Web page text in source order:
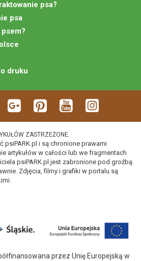
psa?
psa
druku
ZASTRZEŻONE.
psiPARK.pl i są chronione prawami
artykułów w całości lub we fragmentach
psiPARK.pl jest zabronione pod groźbą
Zdjęcia, filmy i grafiki w portalu są
przez Unię Europejską w